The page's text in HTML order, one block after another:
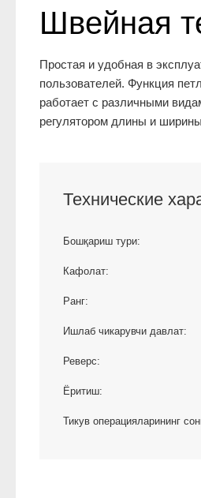
Швейная
Простая и удобная в
пользователей. Функция
работает с различными
регулятором длины и
Технические
Бошқариш тури:
Кафолат:
Ранг:
Ишлаб чикарувчи давлат:
Реверс:
Ёритиш:
Тикув операцияларининг